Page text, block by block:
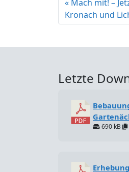
Mach mit! –
Kronach und
Letzte
690 kB